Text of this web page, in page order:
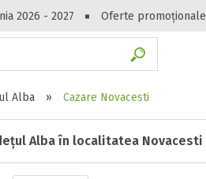
2026 - 2027 Oferte
Gasești
Alba » Cazare Novacesti
Alba în localitatea Novacesti